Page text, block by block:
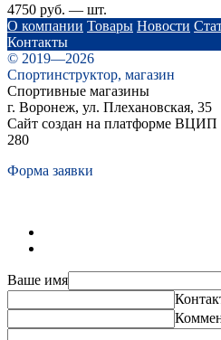
4750 руб. — шт.
О компании Товары Новости
Контакты
© 2019—2026
Спортинструктор, магазин
Спортивные магазины
г. Воронеж, ул. Плехановская, 35
Сайт создан на платформе ВЦИП
280
Форма заявки
Ваше имя